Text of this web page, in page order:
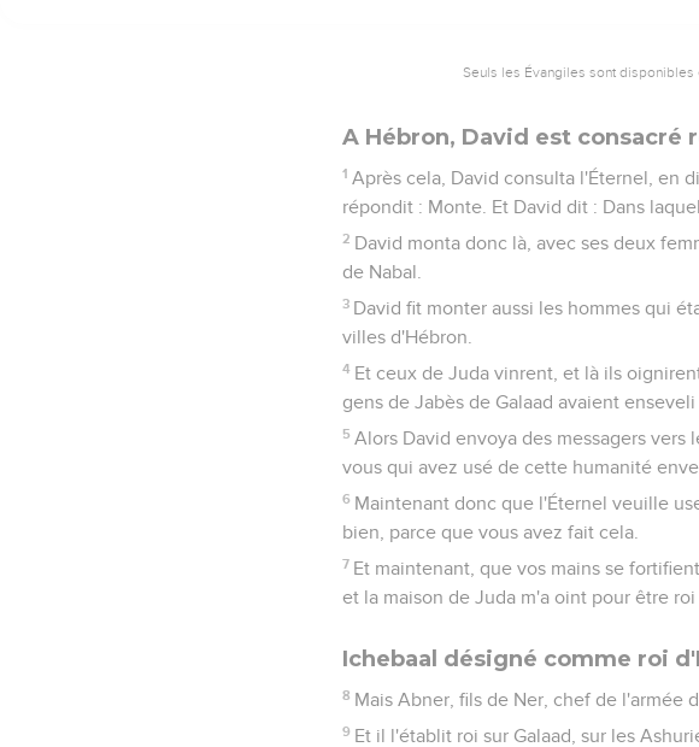
Seuls les Évangiles sont disponibles
A Hébron, David est consacré
1 Après cela, David consulta l'Éternel, en
répondit : Monte. Et David dit : Dans
2 David monta donc là, avec ses deux
de Nabal.
3 David fit monter aussi les hommes qui
villes d'Hébron.
4 Et ceux de Juda vinrent, et là ils
gens de Jabès de Galaad avaient enseveli
5 Alors David envoya des messagers vers
vous qui avez usé de cette humanité
6 Maintenant donc que l'Éternel veuille
bien, parce que vous avez fait cela.
7 Et maintenant, que vos mains se
et la maison de Juda m'a oint pour être roi
Ichebaal désigné comme roi
8 Mais Abner, fils de Ner, chef de l'armée
9 Et il l'établit roi sur Galaad, sur les